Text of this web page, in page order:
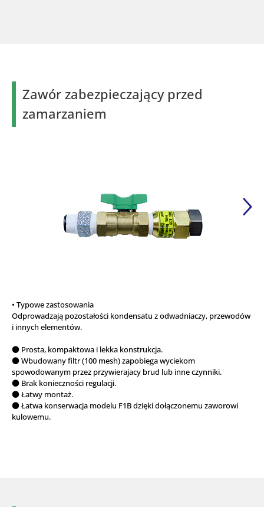
Zawór zabezpieczający przed
zamarzaniem
• Typowe zastosowania
Odprowadzają pozostałości kondensatu z odwadniaczy, przewodów
i innych elementów.
● Prosta, kompaktowa i lekka konstrukcja.
● Wbudowany filtr (100 mesh) zapobiega wyciekom
spowodowanym przez przywierajacy brud lub inne czynniki.
● Brak konieczności regulacji.
● Łatwy montaż.
● Łatwa konserwacja modelu F1B dzięki dołączonemu zaworowi
kulowemu.